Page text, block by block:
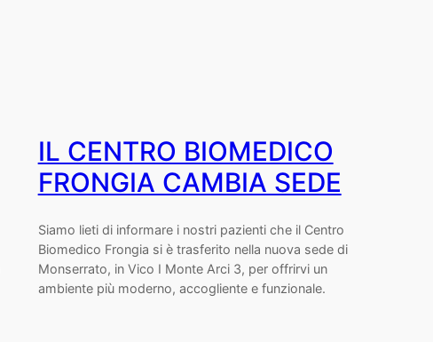
IL CENTRO BIOMEDICO
FRONGIA CAMBIA SEDE
Siamo lieti di informare i nostri pazienti che il Centro
Biomedico Frongia si è trasferito nella nuova sede di
Monserrato, in Vico I Monte Arci 3, per offrirvi un
ambiente più moderno, accogliente e funzionale.